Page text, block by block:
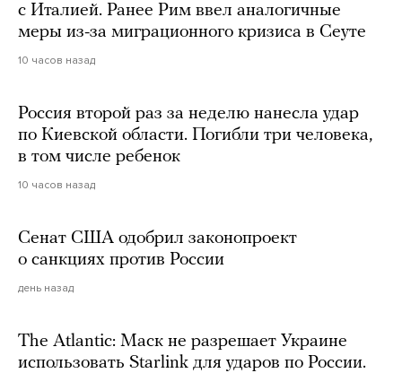
с Италией. Ранее Рим ввел аналогичные
меры из-за миграционного кризиса в Сеуте
10 часов назад
Россия второй раз за неделю нанесла удар
по Киевской области. Погибли три человека,
в том числе ребенок
10 часов назад
Сенат США одобрил законопроект
о санкциях против России
день назад
The Atlantic: Маск не разрешает Украине
использовать Starlink для ударов по России.